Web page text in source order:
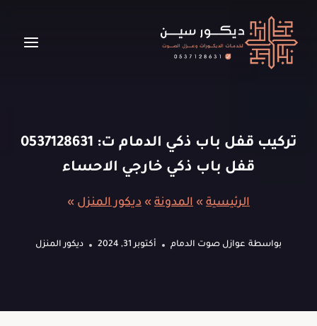
المحتوى
تركيب قفل باب ذكي الدمام ت: 0537128631
قفل باب ذكي خارجي الاحساء
الرئيسية » المدونة » ديكور المنزل »
بواسطة عوازل صوت الدمام أكتوبر 31, 2024 ديكور المنزل